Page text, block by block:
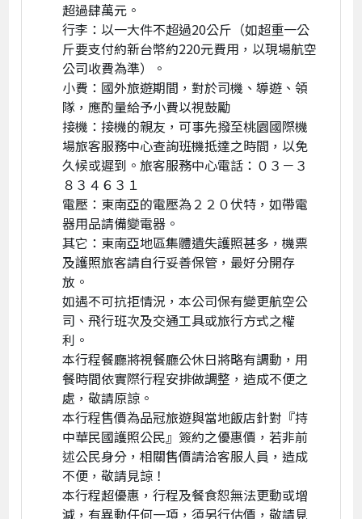
超過肆萬元。
行李：以一大件不超過20公斤（如超重一公
斤要支付約新台幣約220元費用，以現場航空
公司收費為準）。
小費：國外旅遊期間，對於司機、導遊、領
隊，應酌量給予小費以視鼓勵
接機：接機的親友，可事先撥至桃園國際機
場旅客服務中心查詢班機抵達之時間，以免
久候或遲到。旅客服務中心電話：０３－３
８３４６３１
電壓：東南亞的電壓為２２０伏特，如帶電
器用品請備變電器。
其它：東南亞地區集體遺失護照甚多，機票
及護照旅客請自行妥善保管，最好分開存
放。
如遇不可抗拒情況，本公司保有變更航空公
司、飛行班次及交通工具或旅行方式之權
利。
本行程餐廳將視餐廳公休日將略有調動，用
餐時間依實際行程安排做調整，造成不便之
處，敬請原諒。
本行程售價為品冠旅遊與當地飯店針對『持
中華民國護照公民』簽約之優惠價，若非前
述公民身分，相關售價請洽客服人員，造成
不便，敬請見諒！
本行程超優惠，行程及餐食恕無法更動或增
減，有異動任何一項，須另行估價，敬請見